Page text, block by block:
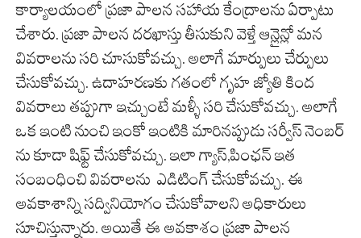
కార్యాలయంలో ప్రజా పాలన సహాయ కేంద్రాలను ఏర్పాటు
చేశారు. ప్రజా పాలన దరఖాస్తు తీసుకుని వెళ్తే ఆన్లైన్లో మన
వివరాలను సరి చూసుకోవచ్చు. అలాగే మార్పులు చేర్పులు
చేసుకోవచ్చు. ఉదాహరణకు గతంలో గృహ జ్యోతి కింద
వివరాలు తప్పుగా ఇచ్చుంటే మళ్ళీ సరి చేసుకోవచ్చు. అలాగే
ఒక ఇంటి నుంచి ఇంకో ఇంటికి మారినప్పుడు సర్వీస్ నెంబర్
ను కూడా షిఫ్ట్ చేసుకోవచ్చు. ఇలా గ్యాస్,పింఛన్ ఇత
సంబంధించి వివరాలను ఎడిటింగ్ చేసుకోవచ్చు. ఈ
అవకాశాన్ని సద్వినియోగం చేసుకోవాలని అధికారులు
సూచిస్తున్నారు. అయితే ఈ అవకాశం ప్రజా పాలన